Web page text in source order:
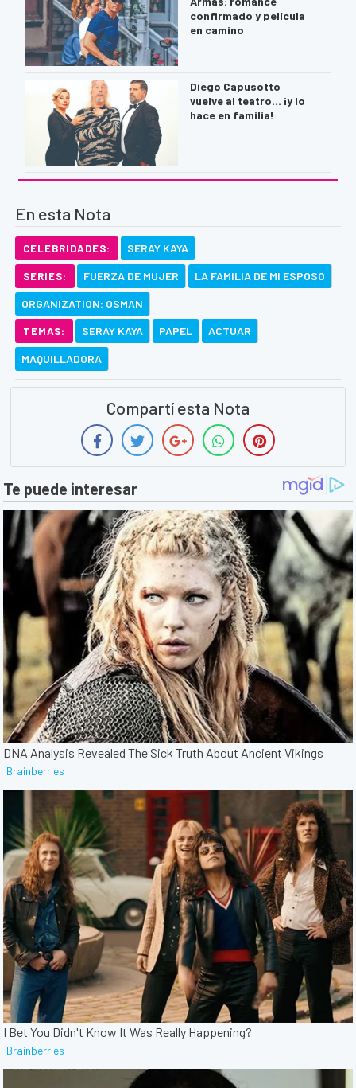
confirmado y película
en camino
Diego Capusotto
vuelve al teatro… ¡y lo
hace en familia!
En esta Nota
CELEBRIDADES: SERAY KAYA
SERIES: FUERZA DE MUJER LA FAMILIA DE MI ESPOSO
ORGANIZATION: OSMAN
TEMAS: SERAY KAYA PAPEL ACTUAR
MAQUILLADORA
Compartí esta Nota